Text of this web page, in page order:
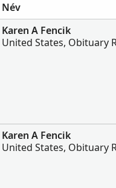
Név
Karen A Fencik
United States, Obituary
Karen A Fencik
United States, Obituary